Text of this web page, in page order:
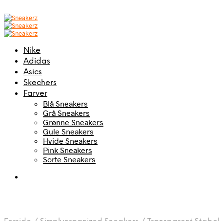
Nike
Adidas
Asics
Skechers
Farver
Blå Sneakers
Grå Sneakers
Grønne Sneakers
Gule Sneakers
Hvide Sneakers
Pink Sneakers
Sorte Sneakers